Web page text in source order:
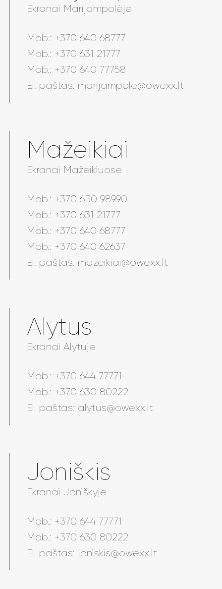
Ekranai Marijampolėje
Mob.: +370 640 68777
Mob.: +370 631 21777
Mob.: +370 640 77758
El. paštas: marijampole@owexx.lt
Mažeikiai
Ekranai Mažeikiuose
Mob.: +370 650 98990
Mob.: +370 631 21777
Mob.: +370 640 68777
Mob.: +370 640 62637
El. paštas: mazeikiai@owexx.lt
Alytus
Ekranai Alytuje
Mob.: +370 644 77771
Mob.: +370 630 80222
El. paštas: alytus@owexx.lt
Joniškis
Ekranai Joniškyje
Mob.: +370 644 77771
Mob.: +370 630 80222
El. paštas: joniskis@owexx.lt